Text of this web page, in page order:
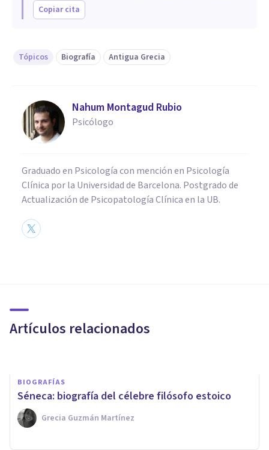
Copiar cita
Tópicos Biografía Antigua Grecia
Nahum Montagud Rubio
Psicólogo
Graduado en Psicología con mención en Psicología
Clínica por la Universidad de Barcelona. Postgrado de
Actualización de Psicopatología Clínica en la UB.
Artículos relacionados
filósofo griego
BIOGRAFÍAS
Séneca: biografía del célebre filósofo estoico
Grecia Guzmán Martínez